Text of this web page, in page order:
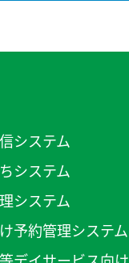
システム
システム
システム
予約管理システム